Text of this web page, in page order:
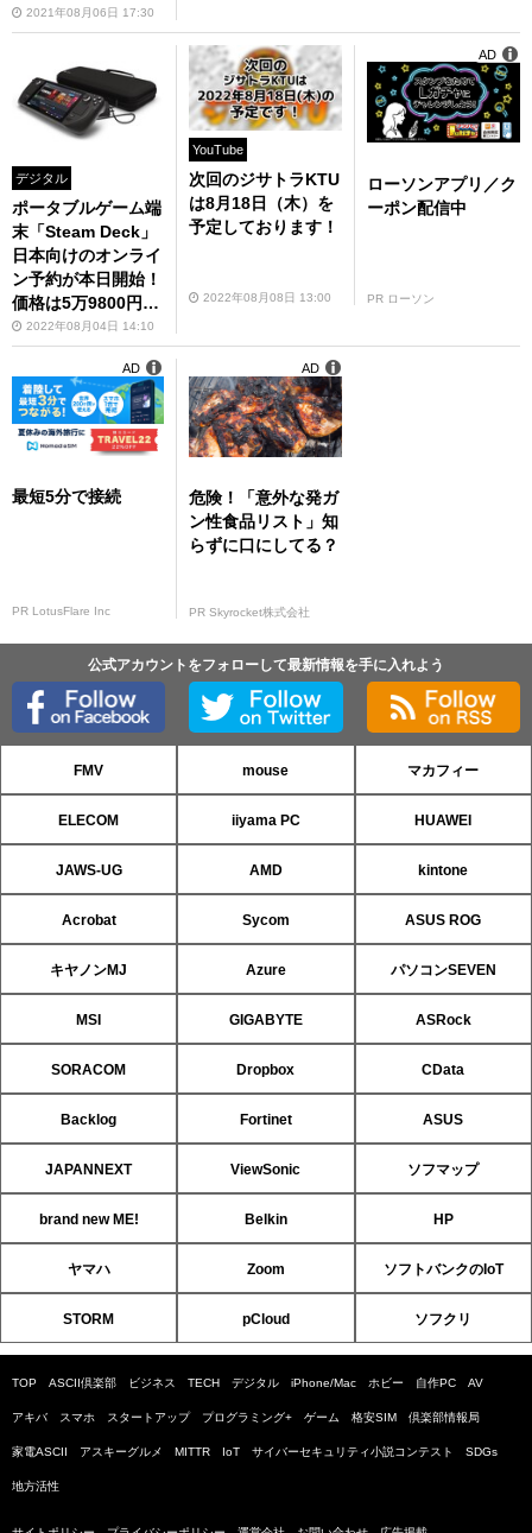
魅力に迫る
2021年08月06日 17:30
デジタル
ポータブルゲーム端
末「Steam Deck」
日本向けのオンライ
ン予約が本日開始！
価格は5万9800円か
ら2022年08月04日 14:10
YouTube
次回のジサトラKTU
は8月18日（木）を
予定しております！
2022年08月08日 13:00
ローソンアプリ／ク
ーポン配信中
PR ローソン
AD
最短5分で接続
PR LotusFlare Inc
AD
危険！「意外な発ガ
ン性食品リスト」知
らずに口にしてる？
PR Skyrocket株式会社
AD
公式アカウントをフォローして最新情報を手に入れよう
FMV mouse マカフィー
ELECOM iiyama PC HUAWEI
JAWS-UG AMD kintone
Acrobat Sycom ASUS ROG
キヤノンMJ Azure パソコンSEVEN
MSI GIGABYTE ASRock
SORACOM Dropbox CData
Backlog Fortinet ASUS
JAPANNEXT ViewSonic ソフマップ
brand new ME! Belkin HP
ヤマハ Zoom ソフトバンクのIoT
STORM pCloud ソフクリ
TOP ASCII倶楽部 ビジネス TECH デジタル iPhone/Mac ホビー 自作PC AV
アキバ スマホ スタートアップ プログラミング+ ゲーム 格安SIM 倶楽部情報局
家電ASCII アスキーグルメ MITTR IoT サイバーセキュリティ小説コンテスト SDGs
地方活性